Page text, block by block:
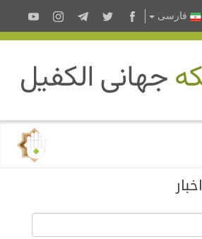
فارسى
اخبار